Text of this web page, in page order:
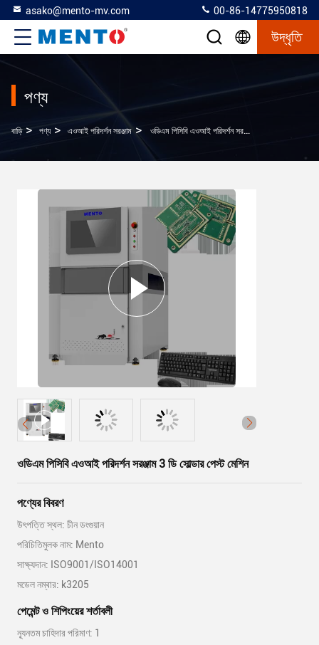
asako@mento-mv.com 00-86-14775950818
উদ্ধৃতি
পণ্য
বাড়ি > পণ্য > এওআই পরিদর্শন সরঞ্জাম > ওডিএম পিসিবি এওআই পরিদর্শন সরঞ্জাম 3 ডি সোল্ডার পেস্ট মেশিন
ওডিএম পিসিবি এওআই পরিদর্শন সরঞ্জাম 3 ডি সোল্ডার পেস্ট মেশিন
পণ্যের বিবরণ
উৎপত্তি স্থল: চীন ডংগুয়ান
পরিচিতিমুলক নাম: Mento
সাক্ষ্যদান: ISO9001/ISO14001
মডেল নম্বার: k3205
পেমেন্ট ও শিপিংয়ের শর্তাবলী
ন্যূনতম চাহিদার পরিমাণ: 1